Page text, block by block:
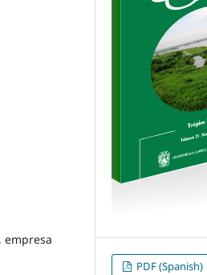
empresa
PDF (Spanish)